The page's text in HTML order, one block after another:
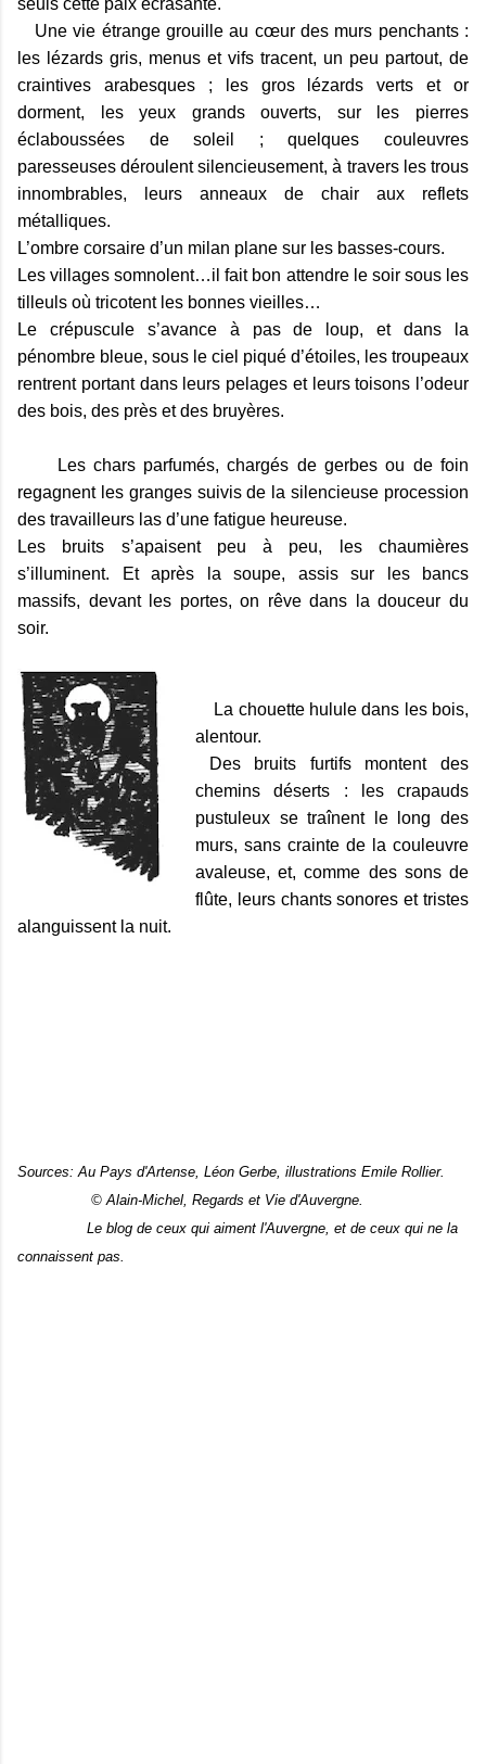
seuls cette paix écrasante.
Une vie étrange grouille au cœur des murs penchants :
les lézards gris, menus et vifs tracent, un peu partout, de
craintives arabesques ; les gros lézards verts et or
dorment, les yeux grands ouverts, sur les pierres
éclaboussées de soleil ; quelques couleuvres
paresseuses déroulent silencieusement, à travers les trous
innombrables, leurs anneaux de chair aux reflets
métalliques.
L’ombre corsaire d’un milan plane sur les basses-cours.
Les villages somnolent…il fait bon attendre le soir sous les
tilleuls où tricotent les bonnes vieilles…
Le crépuscule s’avance à pas de loup, et dans la
pénombre bleue, sous le ciel piqué d’étoiles, les troupeaux
rentrent portant dans leurs pelages et leurs toisons l’odeur
des bois, des près et des bruyères.
Les chars parfumés, chargés de gerbes ou de foin
regagnent les granges suivis de lasilencieuse procession
des travailleurs las d’une fatigue heureuse.
Les bruits s’apaisent peu à peu, les chaumières
s’illuminent. Et après la soupe, assis sur les bancs
massifs, devant les portes, on rêve dans la douceur du
soir.
La chouette hulule dans les bois,
alentour.
Des bruits furtifs montent des
chemins déserts : les crapauds
pustuleux se traînent le long des
murs, sans crainte de la couleuvre
avaleuse, et, comme des sons de
flûte, leurs chants sonores et tristes
alanguissent la nuit.
Sources: Au Pays d'Artense, Léon Gerbe, illustrations Emile Rollier.
© Alain-Michel, Regards et Vie d'Auvergne.
Le blog de ceux qui aiment l'Auvergne, et de ceux qui ne la
connaissent pas.